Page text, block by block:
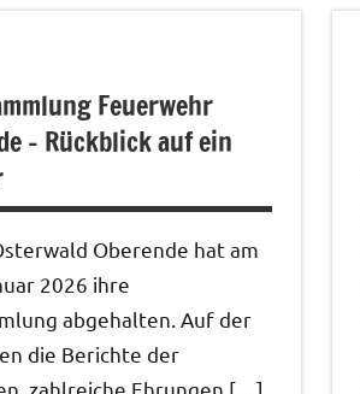
Feuerwehr
– Rückblick auf ein
Oberende hat am
2026 ihre
abgehalten. Auf der
die Berichte der
zahlreiche Ehrungen […]